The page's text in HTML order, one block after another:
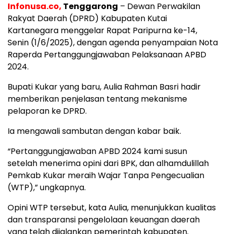
Infonusa.co, Tenggarong – Dewan Perwakilan
Rakyat Daerah (DPRD) Kabupaten Kutai
Kartanegara menggelar Rapat Paripurna ke-14,
Senin (1/6/2025), dengan agenda penyampaian Nota
Raperda Pertanggungjawaban Pelaksanaan APBD
2024.
Bupati Kukar yang baru, Aulia Rahman Basri hadir
memberikan penjelasan tentang mekanisme
pelaporan ke DPRD.
Ia mengawali sambutan dengan kabar baik.
“Pertanggungjawaban APBD 2024 kami susun
setelah menerima opini dari BPK, dan alhamdulillah
Pemkab Kukar meraih Wajar Tanpa Pengecualian
(WTP),” ungkapnya.
Opini WTP tersebut, kata Aulia, menunjukkan kualitas
dan transparansi pengelolaan keuangan daerah